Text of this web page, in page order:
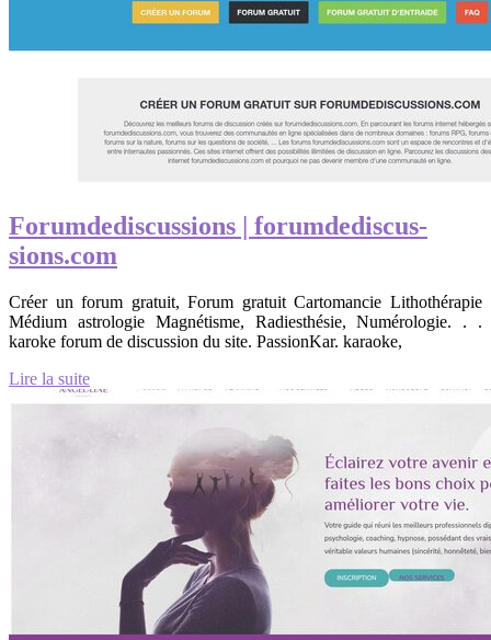
Forumdediscussions | forum­de­discus­
sions.com
Créer un forum gratuit, Forum gratuit Cartomancie Lithothérapie
Médium astrologie Magnétisme, Radiesthésie, Numérologie. . .
karoke forum de discussion du site. PassionKar. karaoke,
Lire la suite